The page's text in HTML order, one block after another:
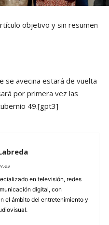
objetivo y sin resumen
se avecina estará de vuelta
por primera vez las
49.[gpt3]
en televisión, redes
digital, con
el ámbito del entretenimiento y